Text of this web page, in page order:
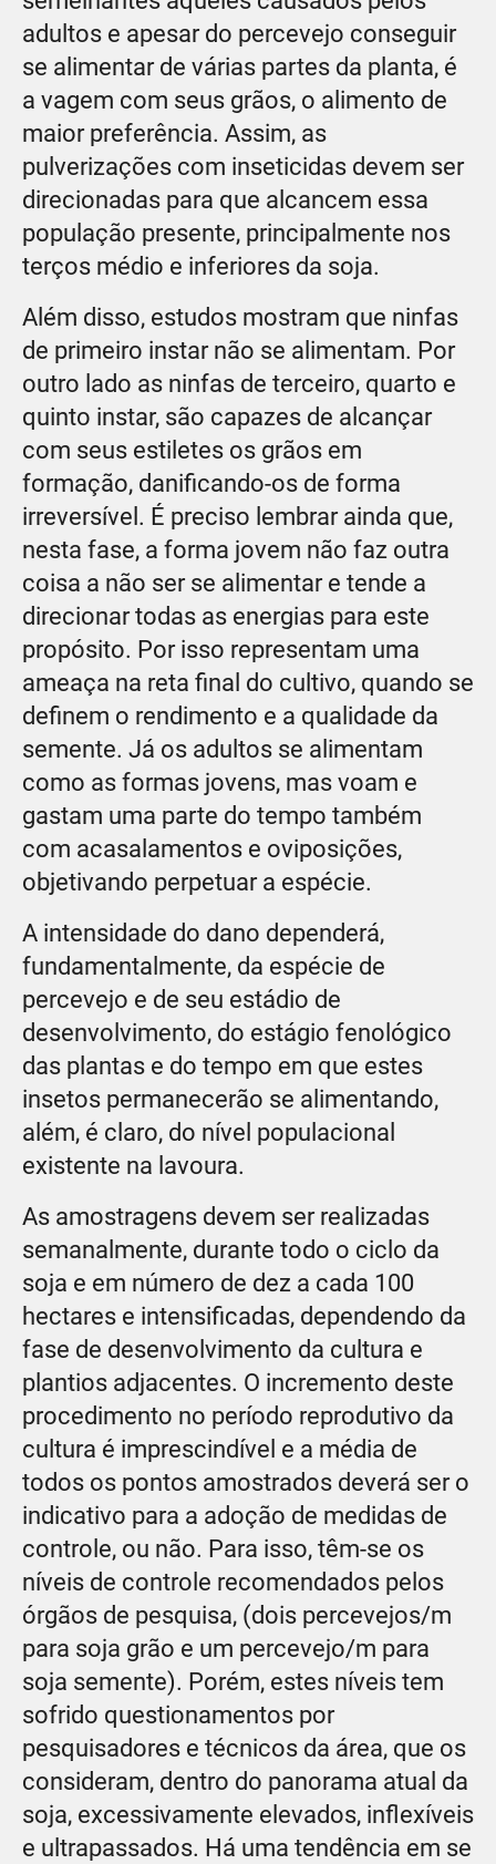
adultos e apesar do percevejo conseguir
se alimentar de várias partes da planta, é
a vagem com seus grãos, o alimento de
maior preferência. Assim, as
pulverizações com inseticidas devem ser
direcionadas para que alcancem essa
população presente, principalmente nos
terços médio e inferiores da soja.
Além disso, estudos mostram que ninfas
de primeiro instar não se alimentam. Por
outro lado as ninfas de terceiro, quarto e
quinto instar, são capazes de alcançar
com seus estiletes os grãos em
formação, danificando-os de forma
irreversível. É preciso lembrar ainda que,
nesta fase, a forma jovem não faz outra
coisa a não ser se alimentar e tende a
direcionar todas as energias para este
propósito. Por isso representam uma
ameaça na reta final do cultivo, quando se
definem o rendimento e a qualidade da
semente. Já os adultos se alimentam
como as formas jovens, mas voam e
gastam uma parte do tempo também
com acasalamentos e oviposições,
objetivando perpetuar a espécie.
A intensidade do dano dependerá,
fundamentalmente, da espécie de
percevejo e de seu estádio de
desenvolvimento, do estágio fenológico
das plantas e do tempo em que estes
insetos permanecerão se alimentando,
além, é claro, do nível populacional
existente na lavoura.
As amostragens devem ser realizadas
semanalmente, durante todo o ciclo da
soja e em número de dez a cada 100
hectares e intensificadas, dependendo da
fase de desenvolvimento da cultura e
plantios adjacentes. O incremento deste
procedimento no período reprodutivo da
cultura é imprescindível e a média de
todos os pontos amostrados deverá ser o
indicativo para a adoção de medidas de
controle, ou não. Para isso, têm-se os
níveis de controle recomendados pelos
órgãos de pesquisa, (dois percevejos/m
para soja grão e um percevejo/m para
soja semente). Porém, estes níveis tem
sofrido questionamentos por
pesquisadores e técnicos da área, que os
consideram, dentro do panorama atual da
soja, excessivamente elevados, inflexíveis
e ultrapassados. Há uma tendência em se